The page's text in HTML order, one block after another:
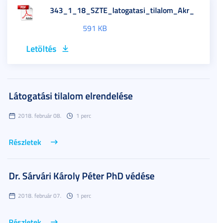
343_1_18_SZTE_latogatasi_tilalom_Akr_
591 KB
Letöltés
Látogatási tilalom elrendelése
2018. február 08. 1 perc
Részletek
Dr. Sárvári Károly Péter PhD védése
2018. február 07. 1 perc